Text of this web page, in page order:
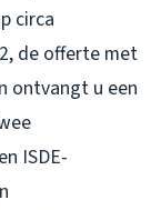
circa
de offerte met
ontvangt u een
ISDE-